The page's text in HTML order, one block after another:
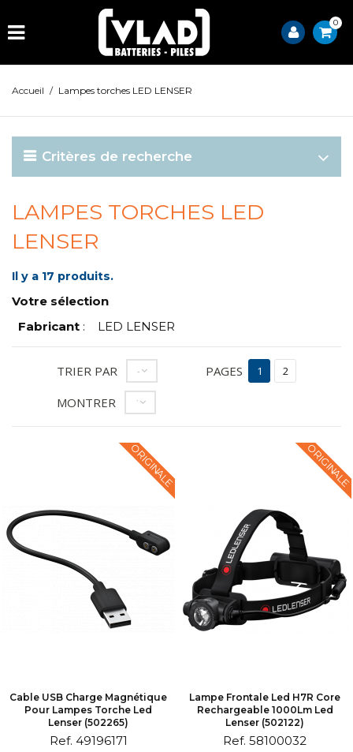
0
Accueil / Lampes torches LED LENSER
Critères de recherche
LAMPES TORCHES LED
LENSER
Il y a 17 produits.
Votre sélection
Fabricant : LED LENSER
TRIER PAR --
MONTRER 12
PAGES 1 2
ORIGINALE
Cable USB Charge Magnétique
Pour Lampes Torche Led
Lenser (502265)
Ref. 49196171
ORIGINALE
Lampe Frontale Led H7R Core
Rechargeable 1000Lm Led
Lenser (502122)
Ref. 58100032